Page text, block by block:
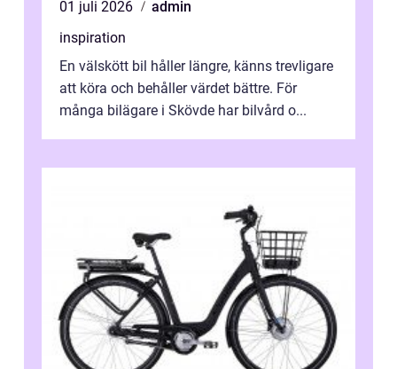
01 juli 2026
admin
inspiration
En välskött bil håller längre, känns trevligare
att köra och behåller värdet bättre. För
många bilägare i Skövde har bilvård o...